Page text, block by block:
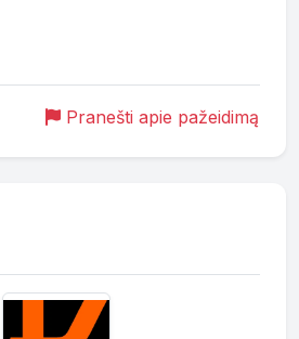
Pranešti apie pažeidimą